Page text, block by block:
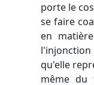
porte le
se faire
en
qu'elle
même du